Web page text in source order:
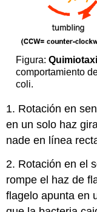
Figura:
comportamiento
coli.
1. Rotación en
en un solo haz
nade en línea
2. Rotación en el
rompe el haz de
flagelo apunta en